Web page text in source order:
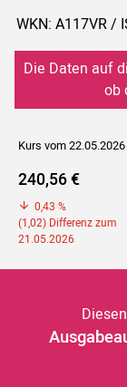
WKN: A117VR /
Die Daten auf
ob
Kurs vom 22.05.2026
240,56 €
0,43 %
(1,02) Differenz zum
21.05.2026